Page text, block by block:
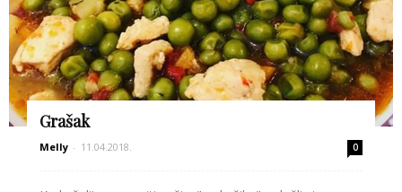
Grašak
Melly - 11.04.2018. 0